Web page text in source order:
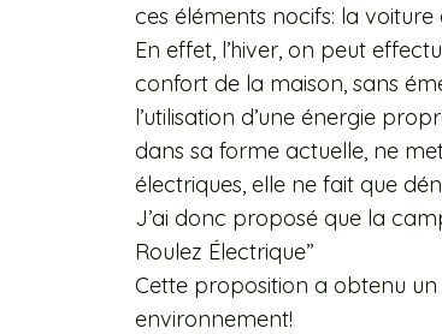
ces éléments nocifs: la voiture
En effet, l’hiver, on peut
confort de la maison, sans
l’utilisation d’une énergie
dans sa forme actuelle, ne
électriques, elle ne fait que
J’ai donc proposé que la
Roulez Électrique”
Cette proposition a obtenu
environnement!